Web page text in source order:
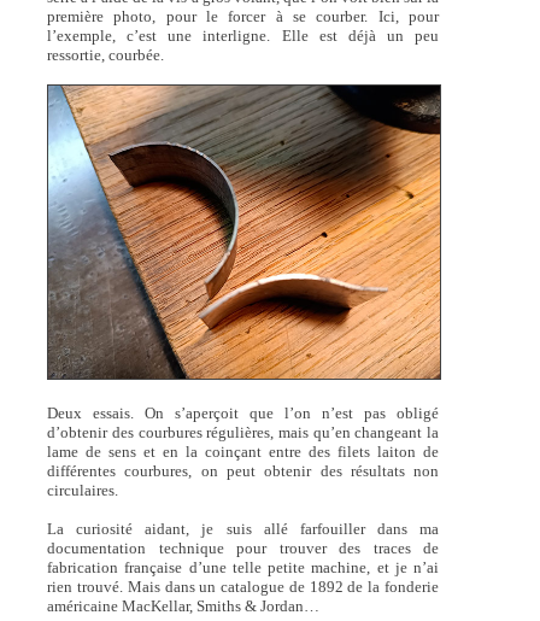
première photo, pour le forcer à se courber. Ici, pour
l’exemple, c’est une interligne. Elle est déjà un peu
ressortie, courbée.
Deux essais. On s’aperçoit que l’on n’est pas obligé
d’obtenir des courbures régulières, mais qu’en changeant la
lame de sens et en la coinçant entre des filets laiton de
différentes courbures, on peut obtenir des résultats non
circulaires.
La curiosité aidant, je suis allé farfouiller dans ma
documentation technique pour trouver des traces de
fabrication française d’une telle petite machine, et je n’ai
rien trouvé. Mais dans un catalogue de 1892 de la fonderie
américaine MacKellar, Smiths & Jordan…